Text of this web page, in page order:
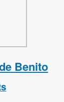
Benito